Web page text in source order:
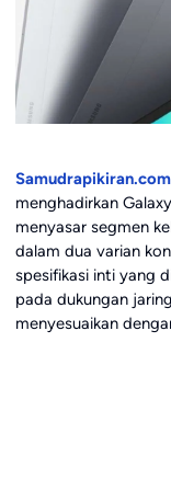
Samudrapikiran.com
menghadirkan
menyasar segmen
dalam dua varian
spesifikasi inti yang
pada dukungan
menyesuaikan